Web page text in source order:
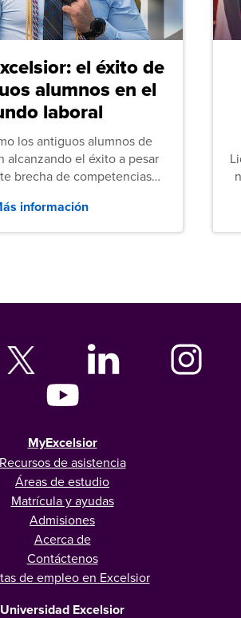
el éxito de
alumnos en el
laboral
los antiguos alumnos de
alcanzando el éxito a pesar
brecha de competencias
como los recién
todo Estados Unidos.
información
MyExcelsior
Recursos de asistencia
Áreas de estudio
Matrícula y ayudas
Admisiones
Acerca de
Contáctenos
de empleo en Excelsior
Universidad Excelsior